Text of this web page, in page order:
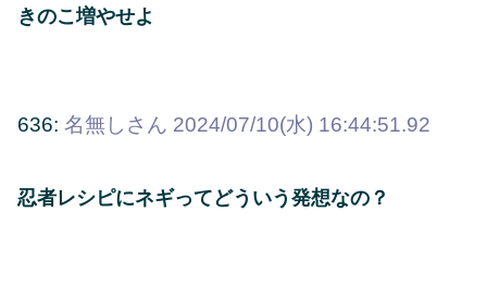
きのこ増やせよ
636: 名無しさん 2024/07/10(水) 16:44:51.92
忍者レシピにネギってどういう発想なの？